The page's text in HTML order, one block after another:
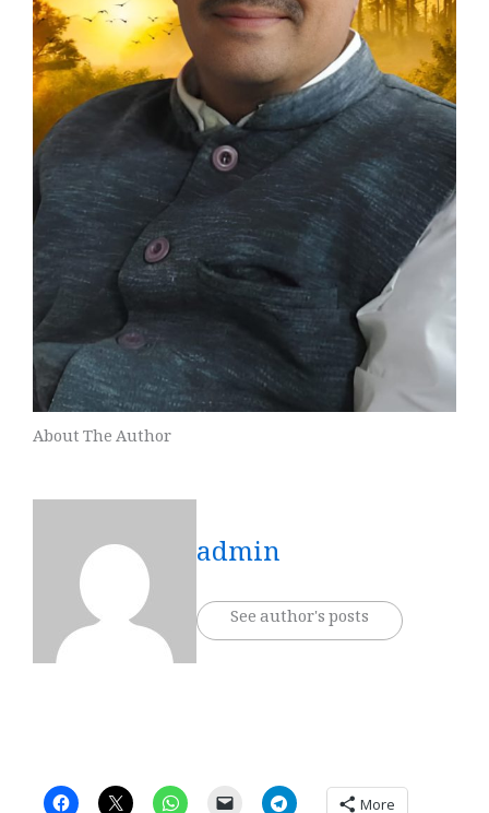
About The Author
admin
See author's posts
More